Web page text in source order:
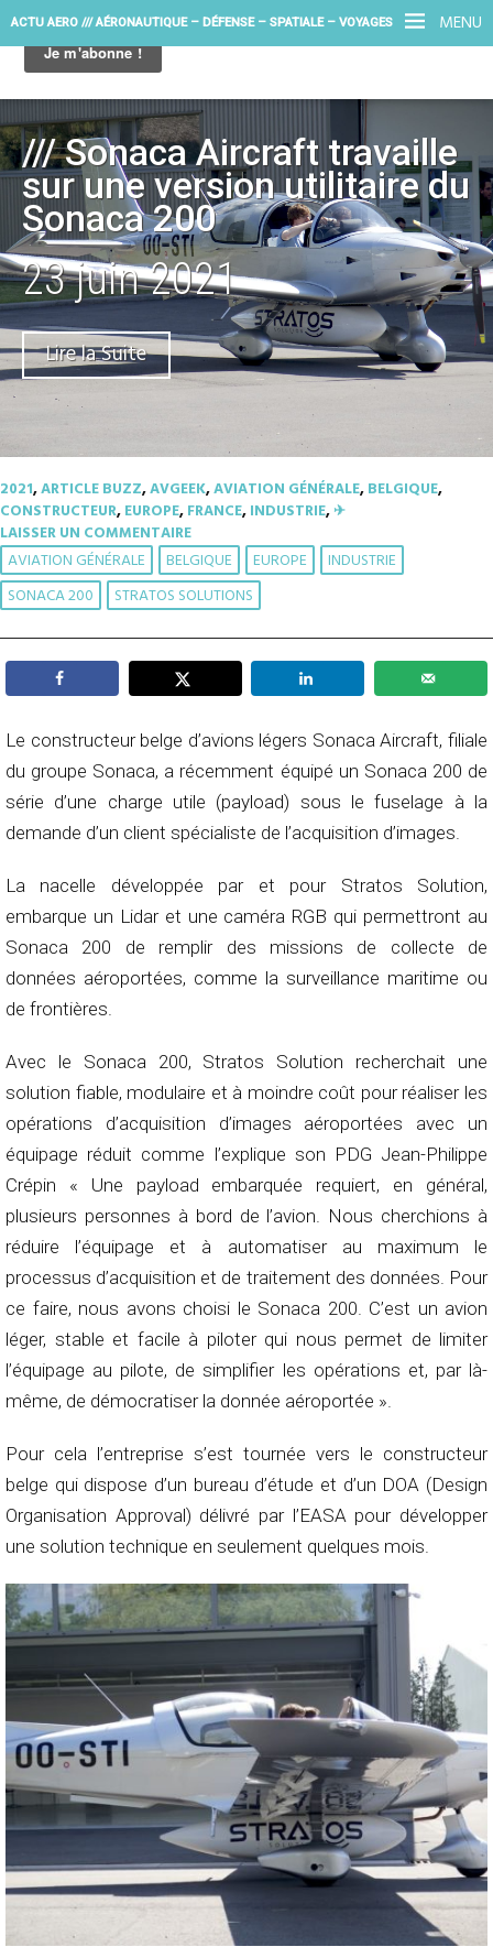
MENU
ACTU AERO /// AÉRONAUTIQUE – DÉFENSE – SPATIALE – VOYAGES
/// Sonaca Aircraft travaille
sur une version utilitaire du
Sonaca 200
23 juin 2021
Lire la Suite
2021,ARTICLE BUZZ,AVGEEK,AVIATION GÉNÉRALE,BELGIQUE,
CONSTRUCTEUR,EUROPE,FRANCE,INDUSTRIE,✈︎
LAISSER UN COMMENTAIRE
AVIATION GÉNÉRALE BELGIQUE EUROPE
INDUSTRIE
SONACA 200
STRATOS SOLUTIONS
Le constructeur belge d’avions légers Sonaca Aircraft, filiale
du groupe Sonaca, a récemment équipé un Sonaca 200 de
série d’une charge utile (payload) sous le fuselage à la
demande d’un client spécialiste de l’acquisition d’images.
La nacelle développée par et pour Stratos Solution,
embarque un Lidar et une caméra RGB qui permettront au
Sonaca 200 de remplir des missions de collecte de
données aéroportées, comme la surveillance maritime ou
de frontières.
Avec le Sonaca 200, Stratos Solution recherchait une
solution fiable, modulaire et à moindre coût pour réaliser les
opérations d’acquisition d’images aéroportées avec un
équipage réduit comme l’explique son PDG Jean-Philippe
Crépin « Une payload embarquée requiert, en général,
plusieurs personnes à bord de l’avion. Nous cherchions à
réduire l’équipage et à automatiser au maximum le
processus d’acquisition et de traitement des données. Pour
ce faire, nous avons choisi le Sonaca 200. C’est un avion
léger, stable et facile à piloter qui nous permet de limiter
l’équipage au pilote, de simplifier les opérations et, par là-
même, de démocratiser la donnée aéroportée ».
Pour cela l’entreprise s’est tournée vers le constructeur
belge qui dispose d’un bureau d’étude et d’un DOA (Design
Organisation Approval) délivré par l’EASA pour développer
une solution technique en seulement quelques mois.